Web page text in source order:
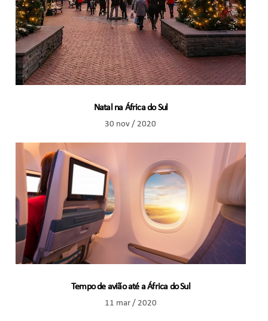
Natal na África do Sul
30 nov / 2020
Tempo de avião até a África do Sul
11 mar / 2020